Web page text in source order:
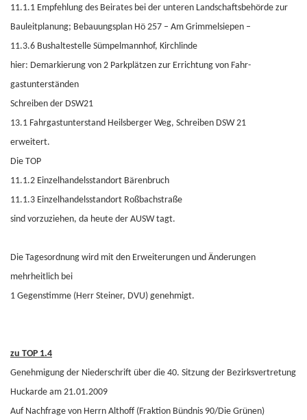
11.1.1 Empfehlung des Beirates bei der unteren Landschaftsbehörde zur
Bauleitplanung; Bebauungsplan Hö 257 – Am Grimmelsiepen –
11.3.6 Bushaltestelle Sümpelmannhof, Kirchlinde
hier: Demarkierung von 2 Parkplätzen zur Errichtung von Fahr-
gastunterständen
Schreiben der DSW21
13.1 Fahrgastunterstand Heilsberger Weg, Schreiben DSW 21
erweitert.
Die TOP
11.1.2 Einzelhandelsstandort Bärenbruch
11.1.3 Einzelhandelsstandort Roßbachstraße
sind vorzuziehen, da heute der AUSW tagt.
Die Tagesordnung wird mit den Erweiterungen und Änderungen
mehrheitlich bei
1 Gegenstimme (Herr Steiner, DVU) genehmigt.
zu TOP 1.4
Genehmigung der Niederschrift über die 40. Sitzung der Bezirksvertretung
Huckarde am 21.01.2009
Auf Nachfrage von Herrn Althoff (Fraktion Bündnis 90/Die Grünen)